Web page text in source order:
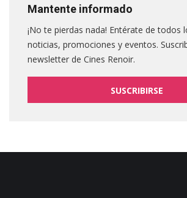
Mantente informado
¡No te pierdas nada! Entérate de todos
noticias, promociones y eventos.
newsletter de Cines Renoir.
SUSCRIBIRSE